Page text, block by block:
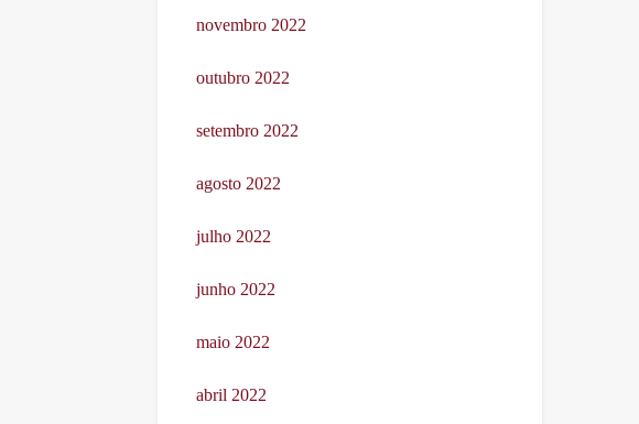
novembro 2022
outubro 2022
setembro 2022
agosto 2022
julho 2022
junho 2022
maio 2022
abril 2022